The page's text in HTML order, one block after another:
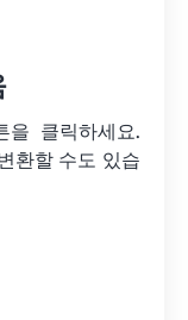
을 클릭하세요.
환할 수도 있습